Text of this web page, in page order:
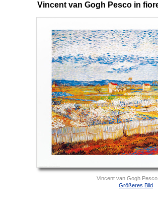
Vincent van Gogh Pesco in
Vincent van Gogh
Größeres Bild